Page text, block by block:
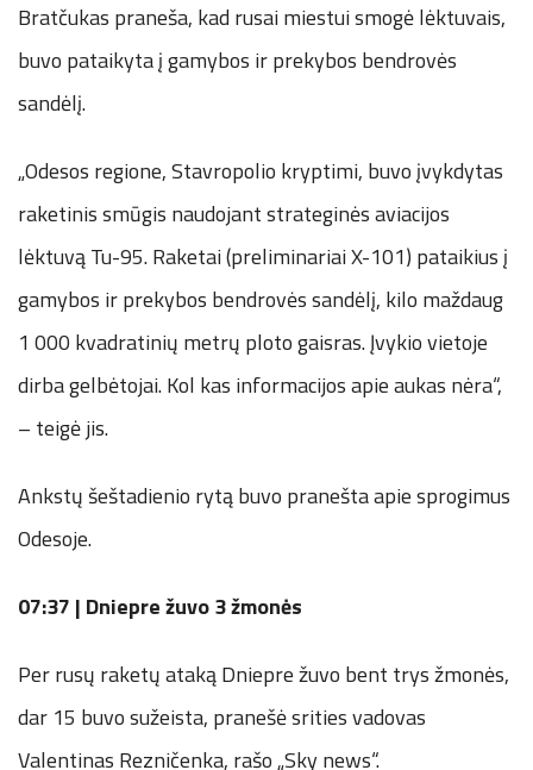
Bratčukas praneša, kad rusai miestui smogė lėktuvais,
buvo pataikyta į gamybos ir prekybos bendrovės
sandėlį.
„Odesos regione, Stavropolio kryptimi, buvo įvykdytas
raketinis smūgis naudojant strateginės aviacijos
lėktuvą Tu-95. Raketai (preliminariai X-101) pataikius į
gamybos ir prekybos bendrovės sandėlį, kilo maždaug
1 000 kvadratinių metrų ploto gaisras. Įvykio vietoje
dirba gelbėtojai. Kol kas informacijos apie aukas nėra“,
– teigė jis.
Ankstų šeštadienio rytą buvo pranešta apie sprogimus
Odesoje.
07:37 | Dniepre žuvo 3 žmonės
Per rusų raketų ataką Dniepre žuvo bent trys žmonės,
dar 15 buvo sužeista, pranešė srities vadovas
Valentinas Rezničenka, rašo „Sky news“.